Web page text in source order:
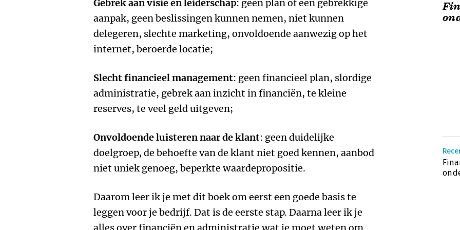
Gebrek aan visie en leiderschap: geen plan of een gebrekkige
aanpak, geen beslissingen kunnen nemen, niet kunnen
delegeren, slechte marketing, onvoldoende aanwezig op het
internet, beroerde locatie;
Slecht financieel management: geen financieel plan, slordige
administratie, gebrek aan inzicht in financiën, te kleine
reserves, te veel geld uitgeven;
Onvoldoende luisteren naar de klant: geen duidelijke
doelgroep, de behoefte van de klant niet goed kennen, aanbod
niet uniek genoeg, beperkte waardepropositie.
Daarom leer ik je met dit boek om eerst een goede basis te
leggen voor je bedrijf. Dat is de eerste stap. Daarna leer ik je